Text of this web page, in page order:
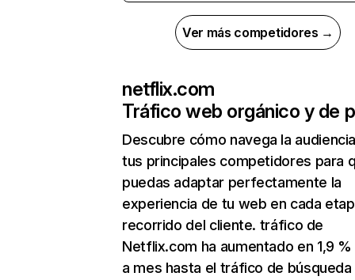
Ver más competidores →
netflix.com
Tráfico web orgánico y de
Descubre cómo navega la
tus principales competidores para
puedas adaptar perfectamente la
experiencia de tu web en cada
recorrido del cliente. tráfico de
Netflix.com ha aumentado en 1,9
a mes hasta el tráfico de búsqueda